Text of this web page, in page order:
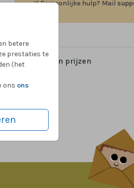
betere
prestaties te
(het
ons ons
🌿Persoonlijke hulp? Mail
Formaten en prijzen